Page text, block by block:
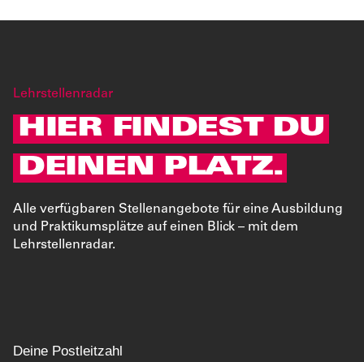
Lehrstellenradar
HIER FINDEST DU
DEINEN PLATZ.
Alle verfügbaren Stellenangebote für eine Ausbildung
und Praktikumsplätze auf einen Blick – mit dem
Lehrstellenradar.